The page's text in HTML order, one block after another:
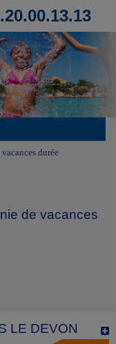
durée
de vacances
LE DEVON